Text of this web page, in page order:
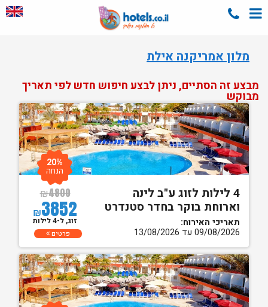
מלון אמריקנה אילת
מבצע זה הסתיים, ניתן לבצע חיפוש חדש לפי תאריך
מבוקש
4 לילות לזוג ע"ב לינה
וארוחת בוקר בחדר סטנדרט
תאריכי האירוח:
09/08/2026 עד 13/08/2026
₪4800
₪3852
20%
הנחה
זוג, ל-4 לילות
פרטים